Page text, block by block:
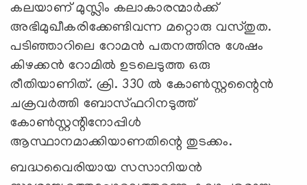
കലയാണ്‌ മുസ്ലിം കലാകാരന്മാർക്ക്‌
അഭിമുഖീകരിക്കേണ്ടിവന്ന മറ്റൊരു വസ്തുത.
പടിഞ്ഞാറിലെ റോമൻ പതനത്തിനു ശേഷം
കിഴക്കൻ റോമിൽ ഉടലെടുത്ത ഒരു
രീതിയാണിത്‌. ക്രി. 330 ൽ കോൺസ്റ്റന്റൈൻ
ചക്രവർത്തി ബോസ്ഫറിനടുത്ത്‌
കോൺസ്റ്റന്റിനോപ്പിൾ
ആസ്ഥാനമാക്കിയാണതിന്റെ തുടക്കം.
ബദ്ധവൈരിയായ സസാനിയൻ